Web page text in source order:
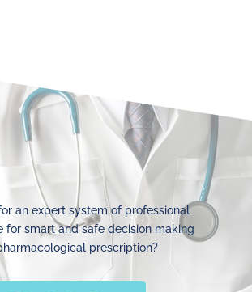
an expert system of professional
for smart and safe decision making
prescription?